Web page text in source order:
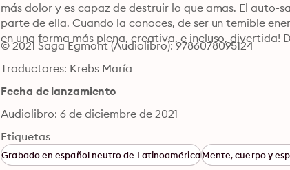
más dolor y es capaz de destruir lo que amas. El
parte de ella. Cuando la conoces, de ser un temible
en una forma más plena, creativa, e incluso, divertida!
© 2021 Saga Egmont (Audiolibro): 9786078095124
Traductores: Krebs María
Fecha de lanzamiento
Audiolibro: 6 de diciembre de 2021
Etiquetas
Grabado en español neutro de LatinoaméricaMente, cuerpo y